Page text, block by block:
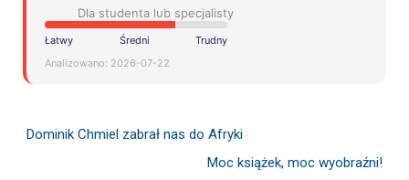
Dla studenta lub specjalisty
Łatwy Średni
Trudny
Analizowano: 2026-07-22
Dominik Chmiel zabrał nas do Afryki
Moc książek, moc wyobraźni!